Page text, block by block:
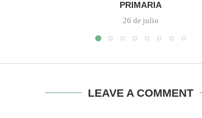
PRIMARIA
26 de julio
LEAVE A COMMENT